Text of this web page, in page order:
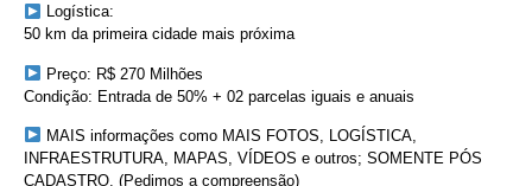
Logística:
50 km da primeira cidade mais próxima
Preço: R$ 270 Milhões
Condição: Entrada de 50% + 02 parcelas iguais e anuais
MAIS informações como MAIS FOTOS, LOGÍSTICA,
INFRAESTRUTURA, MAPAS, VÍDEOS e outros; SOMENTE PÓS
CADASTRO. (Pedimos a compreensão)